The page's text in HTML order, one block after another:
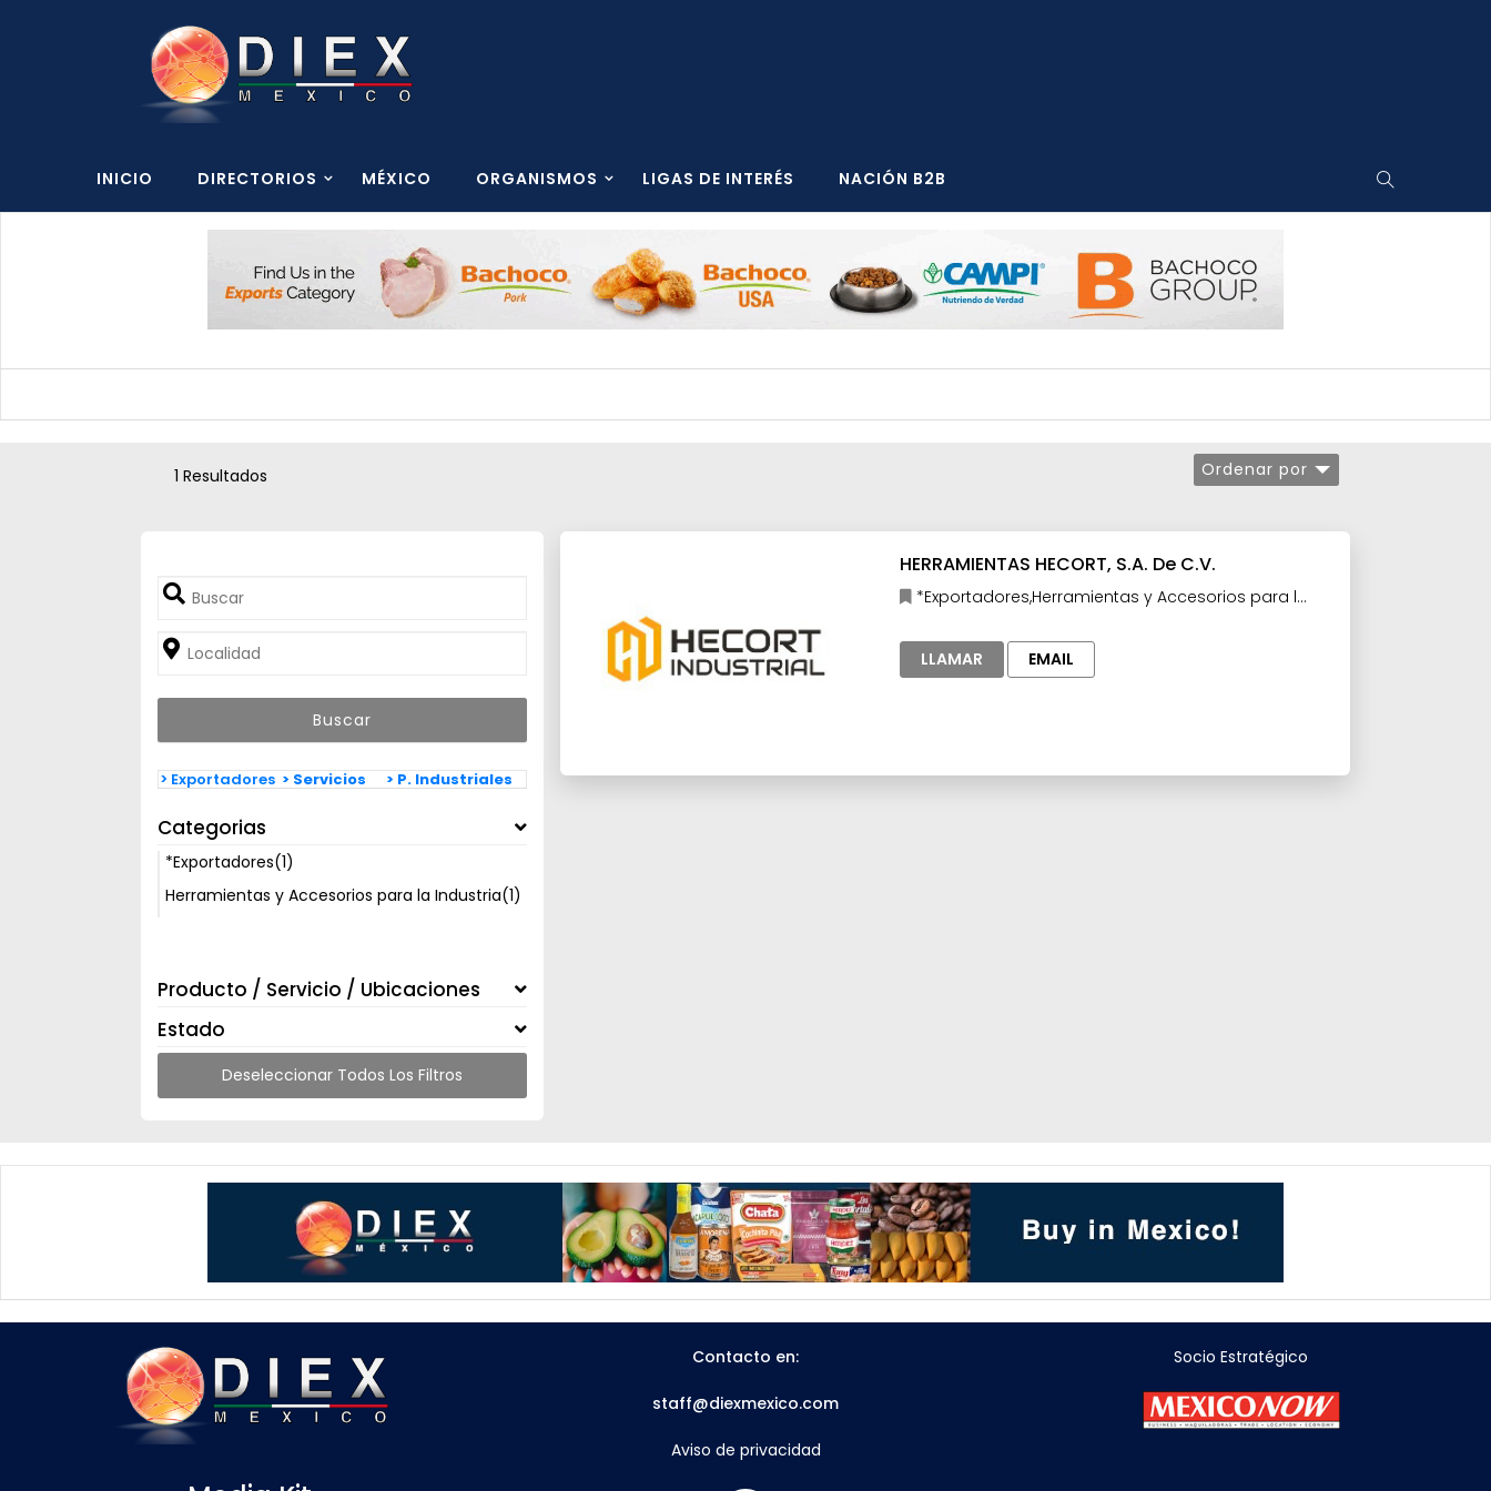
INICIO DIRECTORIOS MÉXICO ORGANISMOS LIGAS DE INTERÉS NACIÓN B2B
> Exportadores > Servicios > P. Industriales
Categorias
*Exportadores(1)
Herramientas y Accesorios para la Industria(1)
Producto / Servicio / Ubicaciones
Estado
1 Resultados Ordenar por
Deseleccionar Todos Los Filtros
HERRAMIENTAS HECORT, S.A. De C.V.
*Exportadores,Herramientas y Accesorios para la
LLAMAR
EMAIL
Contacto en:
staff@diexmexico.com
Aviso de privacidad
Socio Estratégico